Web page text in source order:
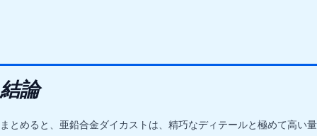
結論
まとめると、亜鉛合金ダイカストは、精巧なディテールと極めて高い量